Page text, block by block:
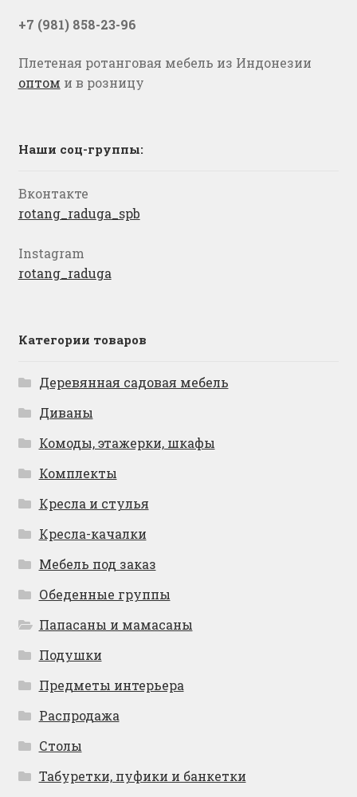
+7 (981) 858-23-96
Плетеная ротанговая мебель из Индонезии
оптом и в розницу
Наши соц-группы:
Вконтакте
rotang_raduga_spb
Instagram
rotang_raduga
Категории товаров
Деревянная садовая мебель
Диваны
Комоды, этажерки, шкафы
Комплекты
Кресла и стулья
Кресла-качалки
Мебель под заказ
Обеденные группы
Папасаны и мамасаны
Подушки
Предметы интерьера
Распродажа
Столы
Табуретки, пуфики и банкетки